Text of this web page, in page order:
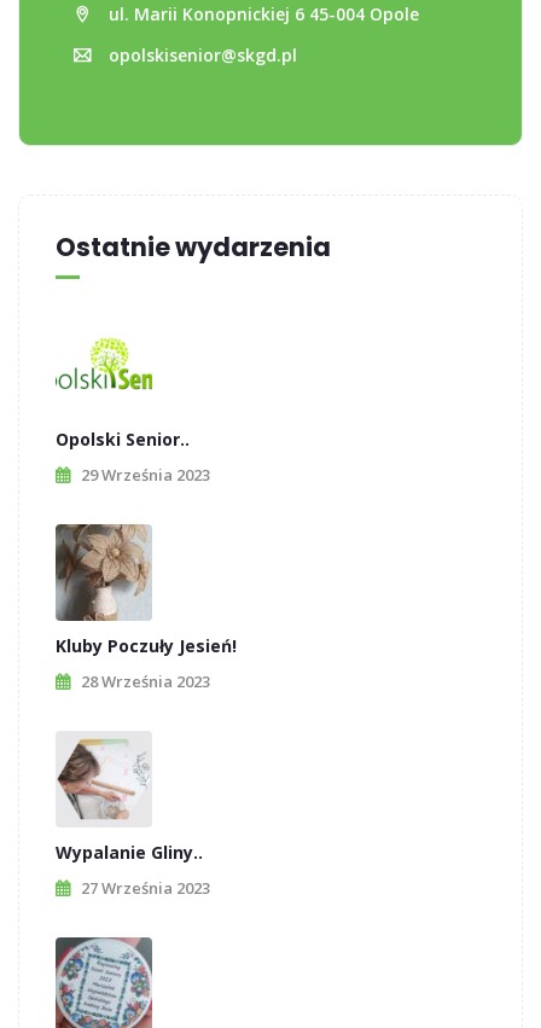
ul. Marii Konopnickiej 6 45-004 Opole
opolskisenior@skgd.pl
Ostatnie wydarzenia
Opolski Senior..
29 Września 2023
Kluby Poczuły Jesień!
28 Września 2023
Wypalanie Gliny..
27 Września 2023